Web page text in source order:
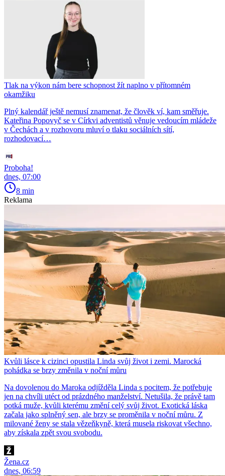
Tlak na výkon nám bere schopnost žít naplno v přítomném
okamžiku
Plný kalendář ještě nemusí znamenat, že člověk ví, kam směřuje.
Kateřina Popovyč se v Církvi adventistů věnuje vedoucím mládeže
v Čechách a v rozhovoru mluví o tlaku sociálních sítí,
rozhodovací…
Proboha!
dnes, 07:00
8 min
Reklama
Kvůli lásce k cizinci opustila Linda svůj život i zemi. Marocká
pohádka se brzy změnila v noční můru
Na dovolenou do Maroka odjížděla Linda s pocitem, že potřebuje
jen na chvíli utéct od prázdného manželství. Netušila, že právě tam
potká muže, kvůli kterému změní celý svůj život. Exotická láska
začala jako splněný sen, ale brzy se proměnila v noční můru. Z
milované ženy se stala vězeňkyně, která musela riskovat všechno,
aby získala zpět svou svobodu.
Žena.cz
dnes, 06:59